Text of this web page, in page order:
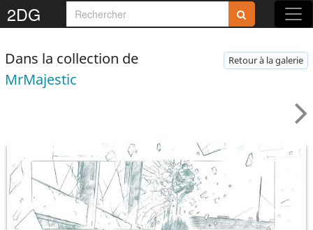
2DG
Dans la collection de
MrMajestic
Retour à la galerie